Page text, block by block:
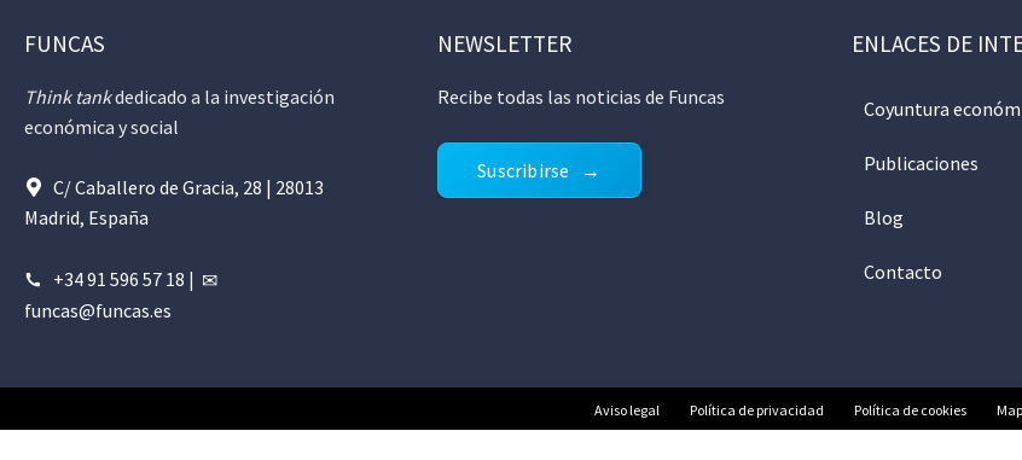
FUNCAS
Think tankdedicado a la investigación
económica y social
C/ Caballero de Gracia, 28 | 28013
Madrid, España
+34 91 596 57 18 |
funcas@funcas.es
NEWSLETTER
Recibe todas las noticias de Funcas
Suscribirse
ENLACES DE
Coyuntura
Publicaciones
Blog
Contacto
Aviso legal Política de privacidad Política de cookies